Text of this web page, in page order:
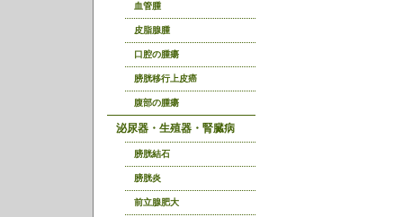
血管腫
皮脂腺腫
口腔の腫瘍
膀胱移行上皮癌
腹部の腫瘍
泌尿器・生殖器・腎臓病
膀胱結石
膀胱炎
前立腺肥大